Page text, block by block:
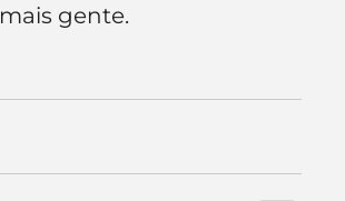
gente.